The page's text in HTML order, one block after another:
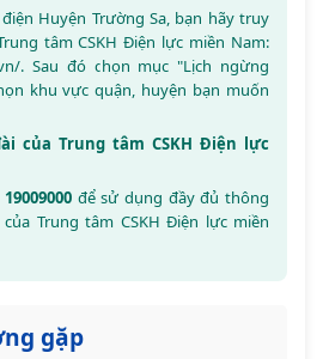
Huyện Trường Sa, bạn hãy truy
tâm CSKH Điện lực miền Nam:
. Sau đó chọn mục "Lịch ngừng
khu vực quận, huyện bạn muốn
của Trung tâm CSKH Điện lực
để sử dụng đầy đủ thông
Trung tâm CSKH Điện lực miền
gặp